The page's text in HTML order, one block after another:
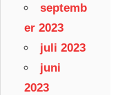
septemb
er 2023
juli 2023
juni
2023